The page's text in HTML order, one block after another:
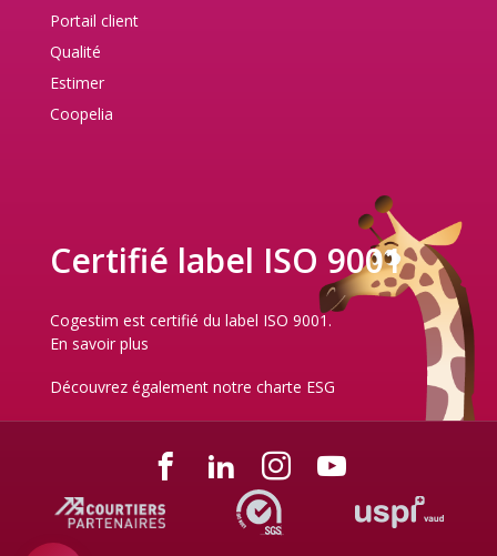
Portail client
Qualité
Estimer
Coopelia
Certifié label ISO 9001
Cogestim est certifié du label ISO 9001.
En savoir plus
Découvrez également notre charte ESG